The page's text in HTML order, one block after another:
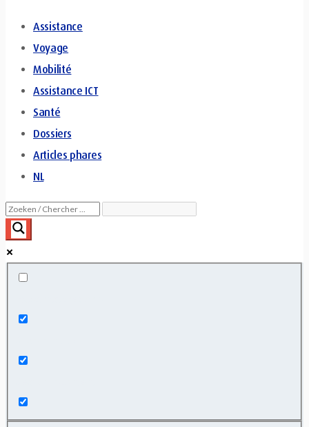
Assistance
Voyage
Mobilité
Assistance ICT
Santé
Dossiers
Articles phares
NL